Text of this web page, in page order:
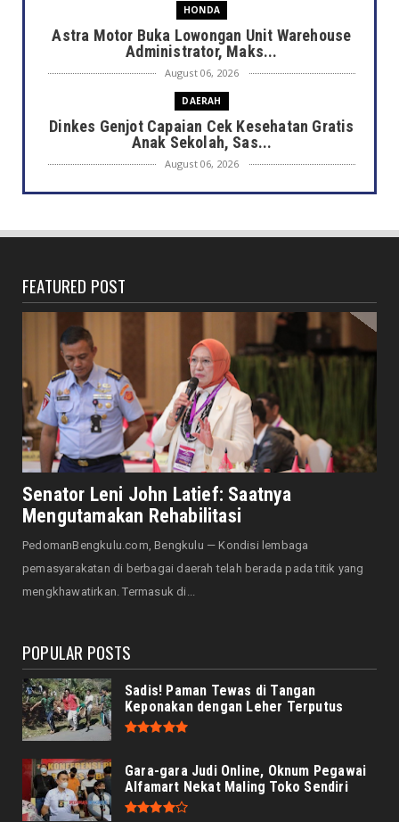
HONDA
Astra Motor Buka Lowongan Unit Warehouse
Administrator, Maks...
August 06, 2026
DAERAH
Dinkes Genjot Capaian Cek Kesehatan Gratis
Anak Sekolah, Sas...
August 06, 2026
DAERAH
Dedy Tinjau Cek Keseh...
Lebih Pasti dengan Kampas Rem Asli Honda,
Pengereman Maksima...
August 06, 2026
HOTEL MERCURE
Mercure Bengkulu Hadirkan Staycation
Ramah Keluarga, Tamu Da...
August 05, 2026
EKONOMI
Hotel Santika Bengkulu Hadirkan Promo HUT
ke-81 RI, Kamar Mu...
NASIONAL
Menjadi Tuan Rumah Sidang Tahunan MPR RI
dan Sidang Bersama...
FEATURED POST
Senator Leni John Latief: Saatnya
Mengutamakan Rehabilitasi
PedomanBengkulu.com, Bengkulu — Kondisi lembaga
pemasyarakatan di berbagai daerah telah berada pada titik yang
mengkhawatirkan. Termasuk di...
POPULAR POSTS
Sadis! Paman Tewas di Tangan
Keponakan dengan Leher Terputus
Gara-gara Judi Online, Oknum Pegawai
Alfamart Nekat Maling Toko Sendiri